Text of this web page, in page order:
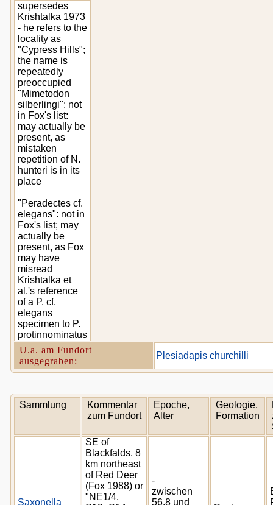
supersedes
Krishtalka 1973
- he refers to the
locality as
"Cypress Hills";
the name is
repeatedly
preoccupied
"Mimetodon
silberlingi": not
in Fox's list:
may actually be
present, as
mistaken
repetition of N.
hunteri is in its
place
"Peradectes cf.
elegans": not in
Fox's list; may
actually be
present, as Fox
may have
misread
Krishtalka et
al.'s reference
of a P. cf.
elegans
specimen to P.
protinnominatus
U.a. am Fundort
ausgegraben:
Plesiadapis churchilli
Sammlung
Kommentar
zum Fundort
Epoche,
Alter
Geologie,
Formation
Saxonella
SE of
Blackfalds, 8
km northeast
of Red Deer
(Fox 1988) or
"NE1/4,
-
zwischen
56.8 und